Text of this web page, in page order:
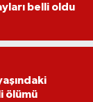
belli oldu
ölümü